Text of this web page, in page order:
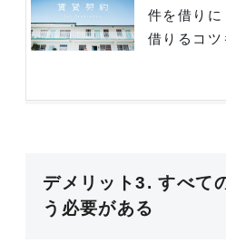
件を借り
借りるコツ
デメリット3. すべて
う必要がある